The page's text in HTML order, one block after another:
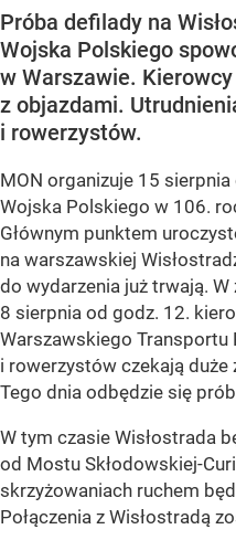
Próba defilady na
Wojska Polskiego
w Warszawie.
z objazdami.
i rowerzystów.
MON organizuje 15
Wojska Polskiego w 106.
Głównym punktem
na warszawskiej
do wydarzenia już trwają.
8 sierpnia od godz. 12.
Warszawskiego Transportu
i rowerzystów czekają duże
Tego dnia odbędzie się
W tym czasie Wisłostrada
od Mostu Skłodowskiej-
skrzyżowaniach ruchem
Połączenia z Wisłostradą